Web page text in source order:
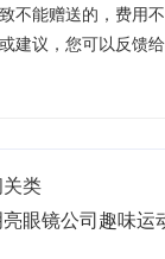
不能赠送的，费用
建议，您可以反馈
类
眼镜公司趣味运